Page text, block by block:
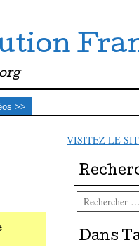
>>
VISITEZ LE
Rechercher
Dans